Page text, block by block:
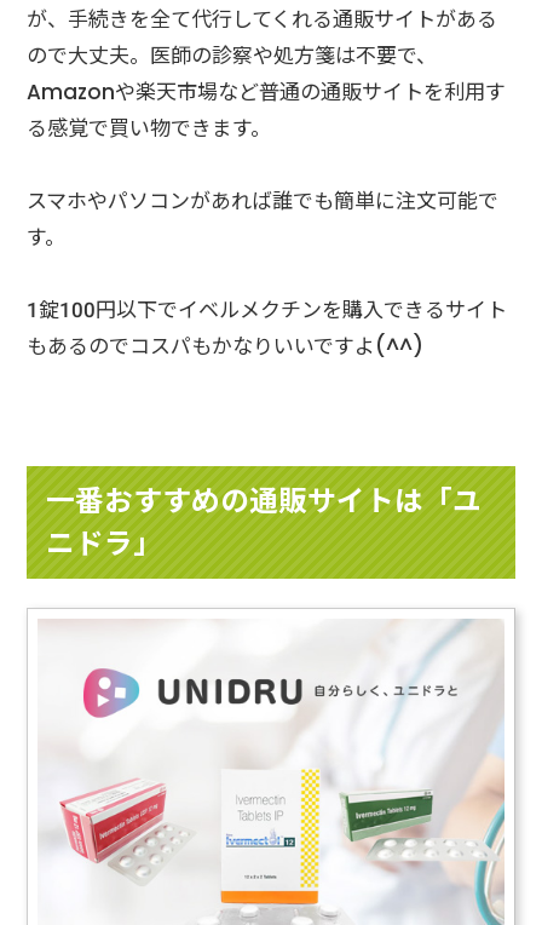
が、手続きを全て代行してくれる通販サイトがある
ので大丈夫。医師の診察や処方箋は不要で、
Amazonや楽天市場など普通の通販サイトを利用す
る感覚で買い物できます。
スマホやパソコンがあれば誰でも簡単に注文可能で
す。
1錠100円以下でイベルメクチンを購入できるサイト
もあるのでコスパもかなりいいですよ(^^)
一番おすすめの通販サイトは「ユ
ニドラ」